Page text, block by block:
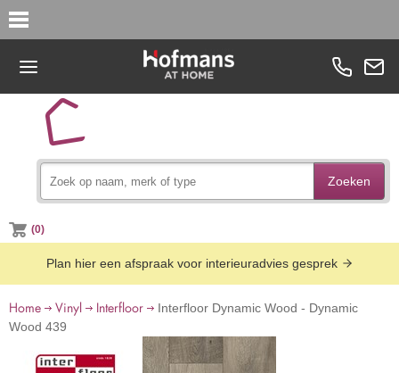
Zoeken
(0)
Plan hier een afspraak voor interieuradvies gesprek
Home Vinyl Interfloor
Interfloor Dynamic Wood - Dynamic
Wood 439